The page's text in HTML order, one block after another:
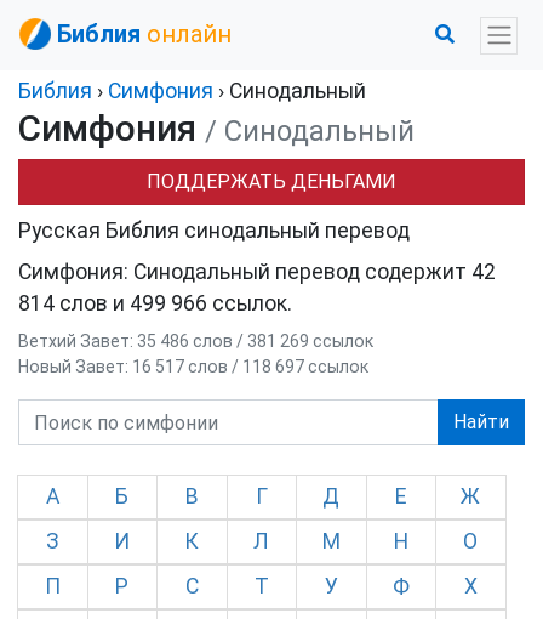
Библия онлайн
Библия › Симфония › Синодальный
Симфония / Синодальный
ПОДДЕРЖАТЬ ДЕНЬГАМИ
Русская Библия синодальный перевод
Симфония: Синодальный перевод содержит 42
814 слов и 499 966 ссылок.
Ветхий Завет: 35 486 слов / 381 269 ссылок
Новый Завет: 16 517 слов / 118 697 ссылок
Найти
А Б В Г Д Е
Ж
З
И К Л М Н
О
П
Р С Т У Ф
Х